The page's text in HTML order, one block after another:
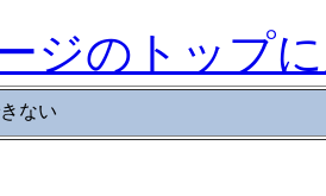
ジのトップ
ない